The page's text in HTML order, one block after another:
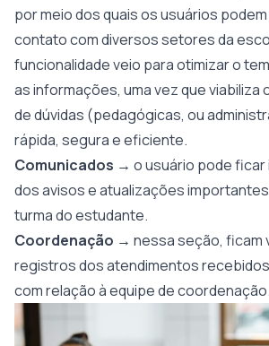
por meio dos quais os usuários
contato com diversos setores da
funcionalidade veio para otimizar o
as informações, uma vez que viabiliza
de dúvidas (pedagógicas, ou
rápida, segura e eficiente.
Comunicados → o usuário pode
dos avisos e atualizações
turma do estudante.
Coordenação → nessa seção, ficam
registros dos atendimentos
com relação à equipe de coordenação.